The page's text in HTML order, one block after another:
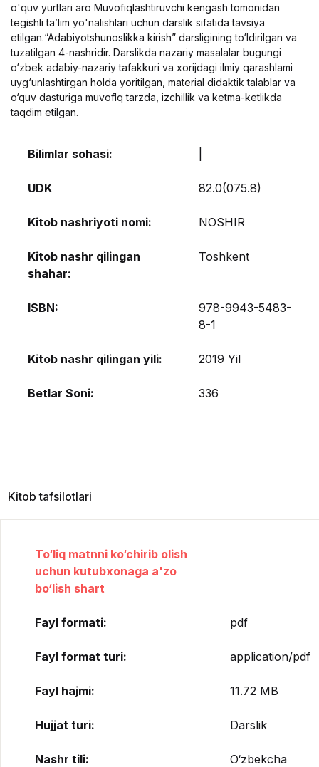
o'quv yurtlari aro Muvofiqlashtiruvchi kengash tomonidan
tegishli ta’lim yo'nalishlari uchun darslik sifatida tavsiya
etilgan.“Adabiyotshunoslikka kirish” darsligining to‘ldirilgan va
tuzatilgan 4-nashridir. Darslikda nazariy masalalar bugungi
o‘zbek adabiy-nazariy tafakkuri va xorijdagi ilmiy qarashlami
uyg‘unlashtirgan holda yoritilgan, material didaktik talablar va
o‘quv dasturiga muvoflq tarzda, izchillik va ketma-ketlikda
taqdim etilgan.
Bilimlar sohasi:
UDK 82.0(075.8)
Kitob nashriyoti nomi: NOSHIR
Kitob nashr qilingan
shahar:
Toshkent
ISBN:
978-9943-5483-
8-1
Kitob nashr qilingan yili: 2019 Yil
Betlar Soni: 336
Kitob tafsilotlari
To‘liq matnni ko‘chirib olish
uchun kutubxonaga a'zo
bo‘lish shart
Fayl formati: pdf
Fayl format turi: application/pdf
Fayl hajmi: 11.72 MB
Hujjat turi: Darslik
Nashr tili: O‘zbekcha